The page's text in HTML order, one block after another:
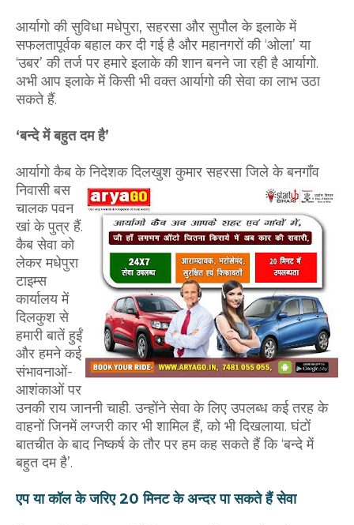
आर्यागो की सुविधा मधेपुरा, सहरसा और सुपौल के इलाके में
सफलतापूर्वक बहाल कर दी गई है और महानगरों की ‘ओला’ या
‘उबर’ की तर्ज पर हमारे इलाके की शान बनने जा रही है आर्यागो.
अभी आप इलाके में किसी भी वक्त आर्यागो की सेवा का लाभ उठा
सकते हैं.
‘बन्दे में बहुत दम है’
आर्यागो कैब के निदेशक दिलखुश कुमार सहरसा जिले के बनगाँव
निवासीबस
चालक पवन
खां के पुत्र हैं.
कैब सेवा को
लेकर मधेपुरा
टाइम्स
कार्यालय में
दिलकुश से
हमारी बातें हुईं
और हमने कई
संभावनाओं-
आशंकाओं पर
उनकी राय जाननी चाही. उन्होंने सेवा के लिए उपलब्ध कई तरह के
वाहनों जिनमें लग्जरी कार भी शामिल हैं, को भी दिखलाया. घंटों
बातचीत के बाद निष्कर्ष के तौर पर हम कह सकते हैं कि ‘बन्दे में
बहुत दम है’.
एप या कॉल के जरिए 20 मिनट के अन्दर पा सकते हैं सेवा